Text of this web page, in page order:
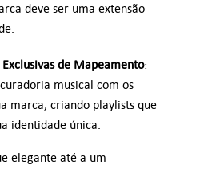
deve ser uma extensão
de Mapeamento:
musical com os
marca, criando playlists que
identidade única.
elegante até a um